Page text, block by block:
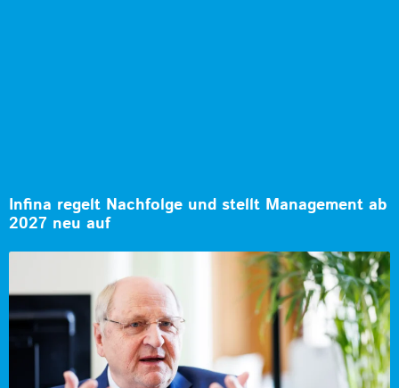
Infina regelt Nachfolge und stellt Management ab
2027 neu auf